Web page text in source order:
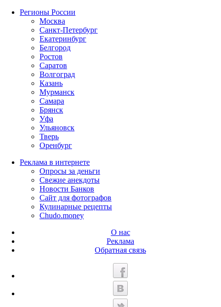
Регионы России
Москва
Санкт-Петербург
Екатеринбург
Белгород
Ростов
Саратов
Волгоград
Казань
Мурманск
Самара
Брянск
Уфа
Ульяновск
Тверь
Оренбург
Реклама в интернете
Опросы за деньги
Свежие анекдоты
Новости Банков
Сайт для фотографов
Кулинарные рецепты
Chudo.money
О нас
Реклама
Обратная связь